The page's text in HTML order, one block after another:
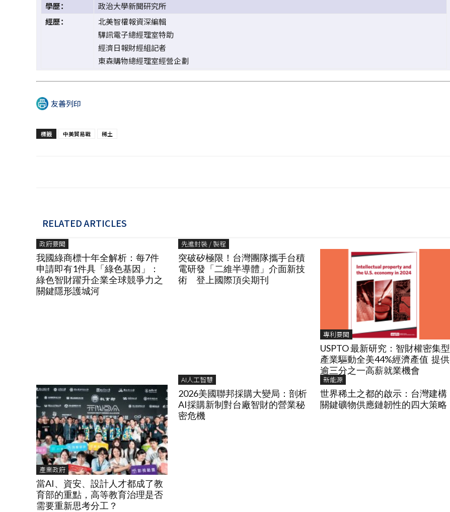
學歷：
政治大學新聞研究所
經歷：
北美智權報資深編輯
驊訊電子總經理室特助
經濟日報財經組記者
東森購物總經理室經營企劃
友善列印
標籤 中美貿易戰 稀土
RELATED ARTICLES
政府要聞
我國綠商標十年全解析：每7件
申請即有1件具「綠色基因」：
綠色智財躍升企業全球競爭力之
關鍵隱形護城河
先進封裝 / 製程
突破矽極限！台灣團隊攜手台積
電研發「二維半導體」介面新技
術 登上國際頂尖期刊
專利要聞
USPTO 最新研究：智財權密集型
產業驅動全美44%經濟產值 提供
逾三分之一高薪就業機會
產業政府
當AI、資安、設計人才都成了教
育部的重點，高等教育治理是否
需要重新思考分工？
AI人工智慧
2026美國聯邦採購大變局：剖析
AI採購新制對台廠智財的營業秘
密危機
新能源
世界稀土之都的啟示：台灣建構
關鍵礦物供應鏈韌性的四大策略